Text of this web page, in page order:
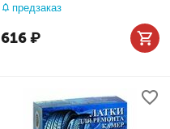
предзаказ
616₽